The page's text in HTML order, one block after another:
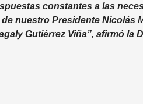
constantes a las
nuestro Presidente Nicolás
Gutiérrez Viña”, afirmó la